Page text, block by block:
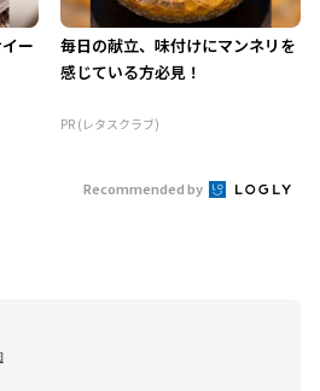
ー
毎日の献立、味付けにマンネリを
感じている方必見！
PR (レタスクラブ)
Recommended by